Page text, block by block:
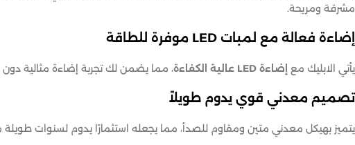
مشرقة ومريحة.
إضاءة فعالة مع لمبات LED موفرة للطاقة
يأتي الابليك مع إضاءة LED عالية الكفاءة ، مما يضمن لك تجربة إضاءة مثالية دون
تصميم معدني قوي يدوم طويلاً
يتميز بهيكل معدني متين ومقاوم للصدأ، مما يجعله استثمارًا يدوم لسنوات